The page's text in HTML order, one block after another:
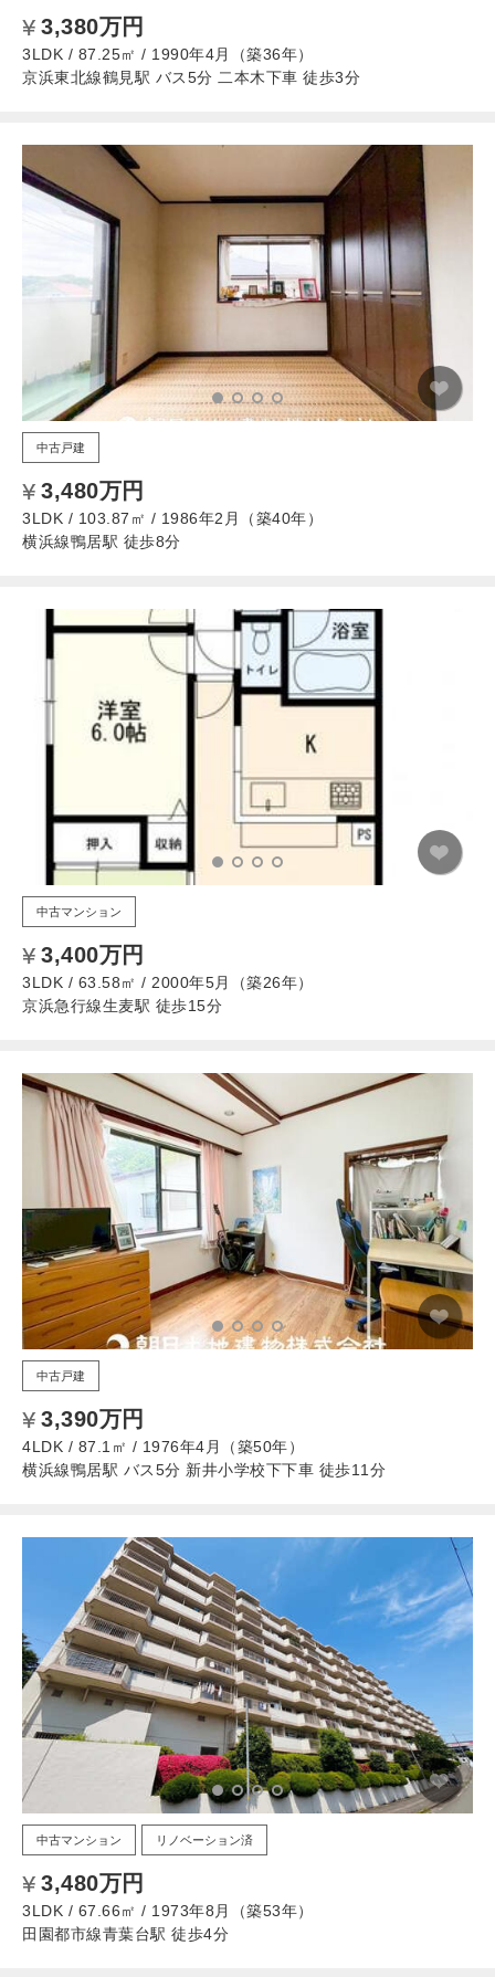
3,380万円
3LDK / 87.25㎡ / 1990年4月（築36年）
京浜東北線鶴見駅 バス5分 二本木下車 徒歩3分
中古戸建
3,480万円
3LDK / 103.87㎡ / 1986年2月（築40年）
横浜線鴨居駅 徒歩8分
中古マンション
3,400万円
3LDK / 63.58㎡ / 2000年5月（築26年）
京浜急行線生麦駅 徒歩15分
中古戸建
3,390万円
4LDK / 87.1㎡ / 1976年4月（築50年）
横浜線鴨居駅 バス5分 新井小学校下下車 徒歩11分
中古マンション リノベーション済
3,480万円
3LDK / 67.66㎡ / 1973年8月（築53年）
田園都市線青葉台駅 徒歩4分